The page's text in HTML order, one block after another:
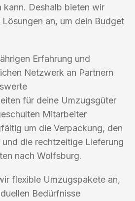
kann. Deshalb bieten wir
an, um dein Budget
Erfahrung und
Netzwerk an Partnern
für deine Umzugsgüter
Mitarbeiter
um die Verpackung, den
die rechtzeitige Lieferung
nach Wolfsburg.
flexible Umzugspakete an,
Bedürfnisse